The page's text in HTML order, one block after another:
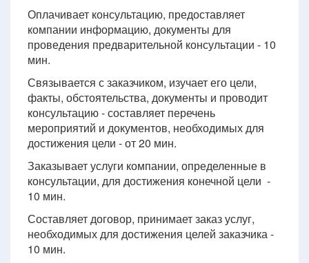
Оплачивает консультацию, предоставляет
компании информацию, документы для
проведения предварительной консультации - 10
мин.
Связывается с заказчиком, изучает его цели,
факты, обстоятельства, документы и проводит
консультацию - составляет перечень
мероприятий и документов, необходимых для
достижения цели - от 20 мин.
Заказывает услуги компании, определенные в
консультации, для достижения конечной цели -
10 мин.
Составляет договор, принимает заказ услуг,
необходимых для достижения целей заказчика -
10 мин.